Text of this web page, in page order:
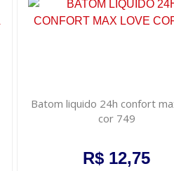
Batom liquido 24h confort
cor 749
R$ 12,75